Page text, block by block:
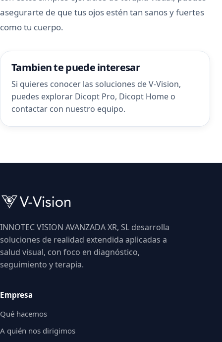
asegurarte de que tus ojos estén tan sanos y fuertes
como tu cuerpo.
Tambien te puede interesar
Si quieres conocer las soluciones de V-Vision,
puedes explorar Dicopt Pro, Dicopt Home o
contactar con nuestro equipo.
INNOTEC VISION AVANZADA XR, SL desarrolla
soluciones de realidad extendida aplicadas a
salud visual, con foco en diagnóstico,
seguimiento y terapia.
Empresa
Qué hacemos
A quién nos dirigimos